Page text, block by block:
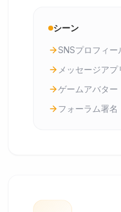
シーン
SNSプロフィー
メッセージアプ
ゲームアバター
フォーラム署名